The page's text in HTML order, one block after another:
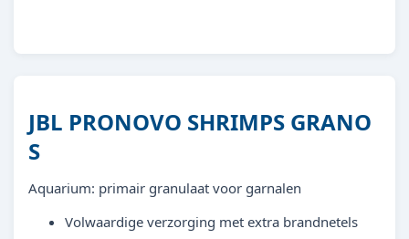
JBL PRONOVO SHRIMPS GRANO
S
Aquarium: primair granulaat voor garnalen
Volwaardige verzorging met extra brandnetels